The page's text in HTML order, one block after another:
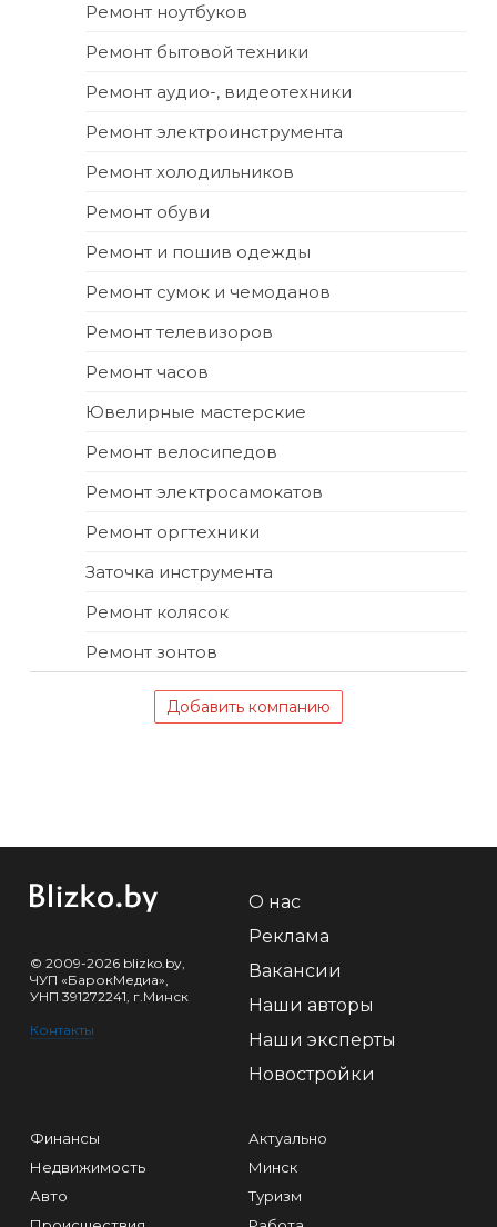
Ремонт ноутбуков
Ремонт бытовой техники
Ремонт аудио-, видеотехники
Ремонт электроинструмента
Ремонт холодильников
Ремонт обуви
Ремонт и пошив одежды
Ремонт сумок и чемоданов
Ремонт телевизоров
Ремонт часов
Ювелирные мастерские
Ремонт велосипедов
Ремонт электросамокатов
Ремонт оргтехники
Заточка инструмента
Ремонт колясок
Ремонт зонтов
Добавить компанию
© 2009-2026 blizko.by,
ЧУП «БарокМедиа»,
УНП 391272241, г.Минск
Контакты
О нас
Реклама
Вакансии
Наши авторы
Наши эксперты
Новостройки
Финансы
Недвижимость
Авто
Актуально
Минск
Туризм